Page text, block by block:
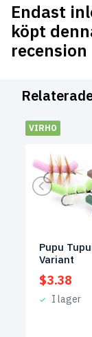
Endast
köpt
recension
VIRHO
Pupu
Variant
$3.38
I lager